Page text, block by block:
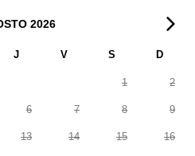
2026
J V S D
1 2
6 7 8 9
13 14 15 16